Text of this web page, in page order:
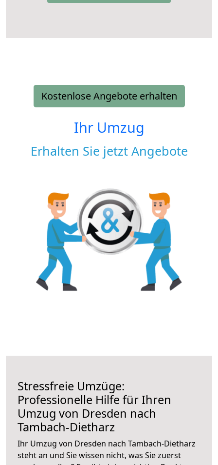
Kostenlose Angebote erhalten
Ihr Umzug
Erhalten Sie jetzt Angebote
Stressfreie Umzüge:
Professionelle Hilfe für Ihren
Umzug von Dresden nach
Tambach-Dietharz
Ihr Umzug von Dresden nach Tambach-Dietharz
steht an und Sie wissen nicht, was Sie zuerst